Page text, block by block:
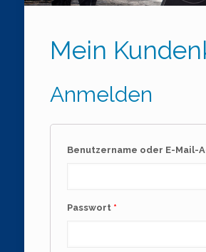
Mein
Anmelden
Benutzername oder E-Mail-
Passwort *